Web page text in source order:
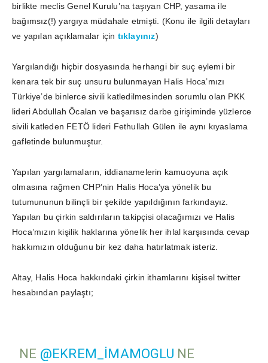
birlikte meclis Genel Kurulu’na taşıyan CHP, yasama ile
bağımsız(!) yargıya müdahale etmişti. (Konu ile ilgili detayları
ve yapılan açıklamalar için tıklayınız)
Yargılandığı hiçbir dosyasında herhangi bir suç eylemi bir
kenara tek bir suç unsuru bulunmayan Halis Hoca’mızı
Türkiye’de binlerce sivili katledilmesinden sorumlu olan PKK
lideri Abdullah Öcalan ve başarısız darbe girişiminde yüzlerce
sivili katleden FETÖ lideri Fethullah Gülen ile aynı kıyaslama
gafletinde bulunmuştur.
Yapılan yargılamaların, iddianamelerin kamuoyuna açık
olmasına rağmen CHP’nin Halis Hoca’ya yönelik bu
tutumununun bilinçli bir şekilde yapıldığının farkındayız.
Yapılan bu çirkin saldırıların takipçisi olacağımızı ve Halis
Hoca’mızın kişilik haklarına yönelik her ihlal karşısında cevap
hakkımızın olduğunu bir kez daha hatırlatmak isteriz.
Altay, Halis Hoca hakkındaki çirkin ithamlarını kişisel twitter
hesabından paylaştı;
NE @EKREM_IMAMOGLU NE